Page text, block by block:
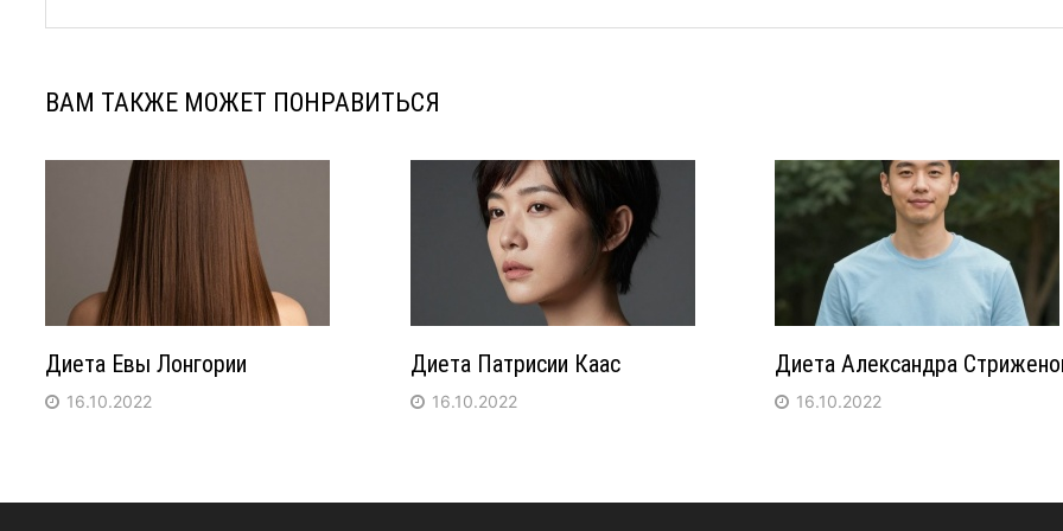
ВАМ ТАКЖЕ МОЖЕТ ПОНРАВИТЬСЯ
Диета Евы Лонгории
16.10.2022
Диета Патрисии Каас
16.10.2022
Диета Александра
16.10.2022